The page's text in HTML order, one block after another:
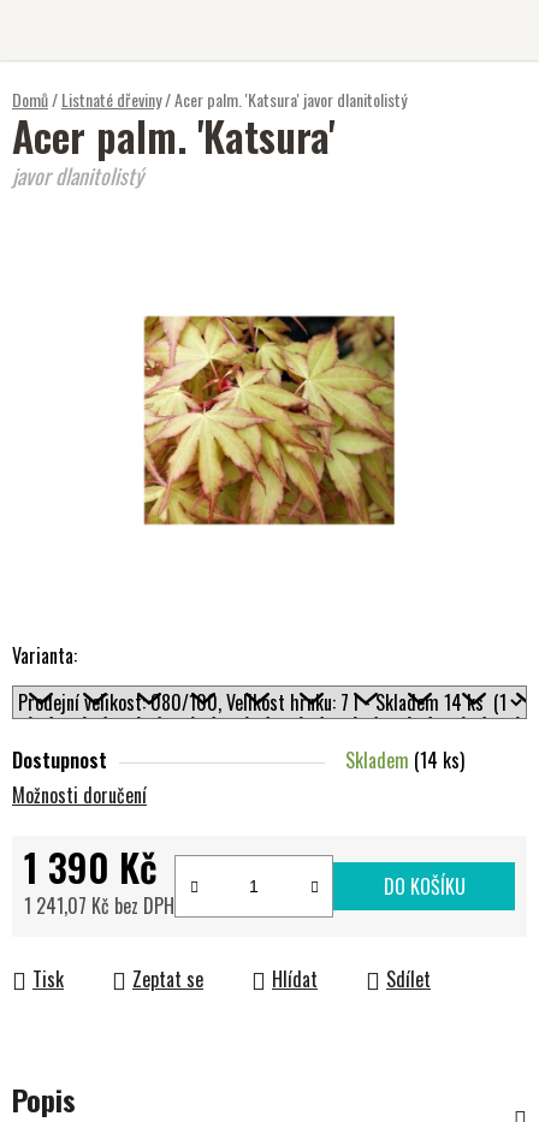
Domů/Listnaté dřeviny/Acer palm. 'Katsura'javor dlanitolistý
Varianta:
Dostupnost Skladem (14 ks)
Možnosti doručení
1 390 Kč
1 241,07 Kč bez DPH
DO KOŠÍKU
Tisk Zeptat se Hlídat Sdílet
Acer palm. 'Katsura'
javor dlanitolistý
Popis